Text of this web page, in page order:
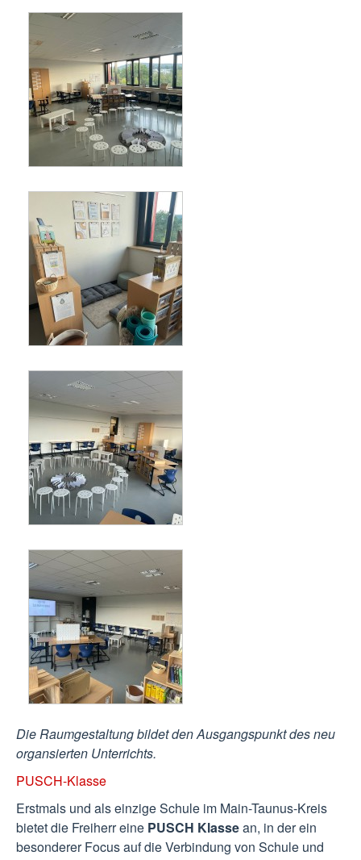
Die Raumgestaltung bildet den Ausgangspunkt des neu
organsierten Unterrichts.
PUSCH-Klasse
Erstmals und als einzige Schule im Main-Taunus-Kreis
bietet die Freiherr eine PUSCH Klassean, in der ein
besonderer Focus auf die Verbindung von Schule und